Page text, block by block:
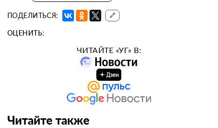
ПОДЕЛИТЬСЯ: 🔗
ОЦЕНИТЬ:
ЧИТАЙТЕ «УГ» В:
Читайте также